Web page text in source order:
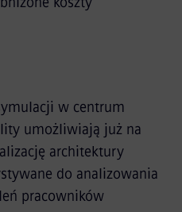
w centrum
umożliwiają już na
architektury
do analizowania
pracowników